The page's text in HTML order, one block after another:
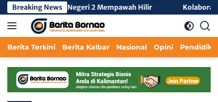
Langsung
ke
konten
Breaking News
3 di SMA Negeri 2 Mempawah Hilir Kolaborasi
Berita Terkini Berita Kalbar Nasional Opini